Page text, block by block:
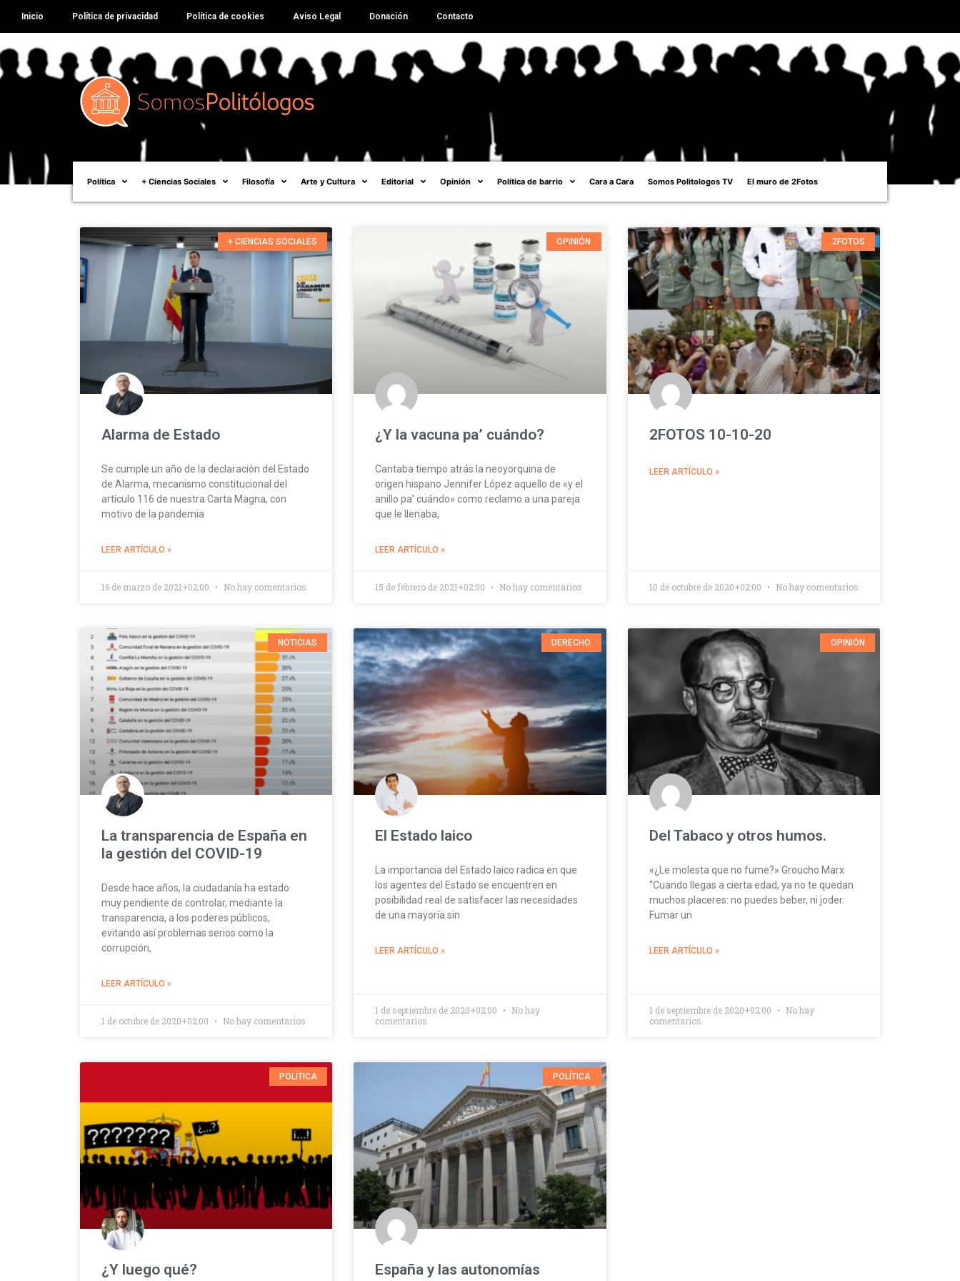
Inicio Política de privacidad Política de cookies Aviso Legal Donación Contacto
Política + Ciencias Sociales Filosofía Arte y Cultura Editorial Opinión Política de barrio Cara a Cara Somos Politologos TV El muro de 2Fotos
+ CIENCIAS SOCIALES
Alarma de Estado
Se cumple un año de la declaración del Estado
de Alarma, mecanismo constitucional del
artículo 116 de nuestra Carta Magna, con
motivo de la pandemia
LEER ARTÍCULO »
16 de marzo de 2021+02:00 No hay comentarios
OPINIÓN
¿Y la vacuna pa’ cuándo?
Cantaba tiempo atrás la neoyorquina de
origen hispano Jennifer López aquello de «y el
anillo pa’ cuándo» como reclamo a una pareja
que le llenaba,
LEER ARTÍCULO »
15 de febrero de 2021+02:00 No hay comentarios
2FOTOS
2FOTOS 10-10-20
LEER ARTÍCULO »
10 de octubre de 2020+02:00 No hay comentarios
NOTICIAS
La transparencia de España en
la gestión del COVID-19
Desde hace años, la ciudadanía ha estado
muy pendiente de controlar, mediante la
transparencia, a los poderes públicos,
evitando así problemas serios como la
corrupción,
LEER ARTÍCULO »
1 de octubre de 2020+02:00 No hay comentarios
DERECHO
El Estado laico
La importancia del Estado laico radica en que
los agentes del Estado se encuentren en
posibilidad real de satisfacer las necesidades
de una mayoría sin
LEER ARTÍCULO »
1 de septiembre de 2020+02:00
No hay
comentarios
OPINIÓN
Del Tabaco y otros humos.
«¿Le molesta que no fume?» Groucho Marx
“Cuando llegas a cierta edad, ya no te quedan
muchos placeres: no puedes beber, ni joder.
Fumar un
LEER ARTÍCULO »
1 de septiembre de 2020+02:00
No hay
comentarios
POLÍTICA
¿Y luego qué?
POLÍTICA
España y las autonomías